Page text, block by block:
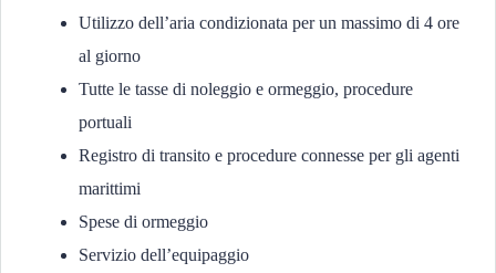
Utilizzo dell’aria condizionata per un massimo di 4 ore
al giorno
Tutte le tasse di noleggio e ormeggio, procedure
portuali
Registro di transito e procedure connesse per gli agenti
marittimi
Spese di ormeggio
Servizio dell’equipaggio